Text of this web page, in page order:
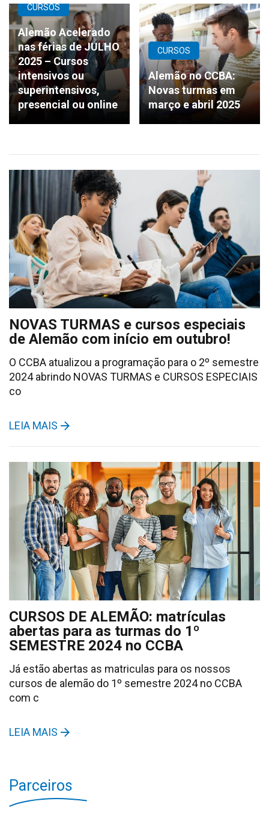
CURSOS
Alemão Acelerado
nas férias de JULHO
2025 – Cursos
intensivos ou
superintensivos,
presencial ou online
CURSOS
Alemão no CCBA:
Novas turmas em
março e abril 2025
NOVAS TURMAS e cursos especiais
de Alemão com início em outubro!
O CCBA atualizou a programação para o 2º semestre
2024 abrindo NOVAS TURMAS e CURSOS ESPECIAIS
co
LEIA MAIS
CURSOS DE ALEMÃO: matrículas
abertas para as turmas do 1º
SEMESTRE 2024 no CCBA
Já estão abertas as matriculas para os nossos
cursos de alemão do 1º semestre 2024 no CCBA
com c
LEIA MAIS
Parceiros